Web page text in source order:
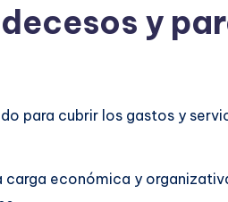
y
para cubrir los gastos y
económica y